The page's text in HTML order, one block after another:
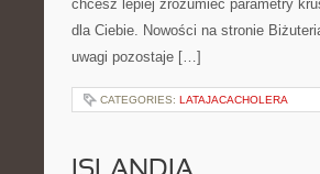
chcesz lepiej zrozumieć parametry
dla Ciebie. Nowości na stronie
uwagi pozostaje […]
CATEGORIES: LATAJACACHOLERA